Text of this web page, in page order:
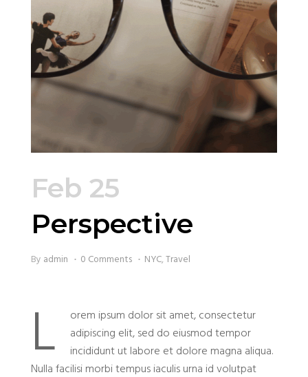
Feb 25
Perspective
By admin 0 Comments NYC,Travel
L
orem ipsum dolor sit amet, consectetur
adipiscing elit, sed do eiusmod tempor
incididunt ut labore et dolore magna aliqua.
Nulla facilisi morbi tempus iaculis urna id volutpat